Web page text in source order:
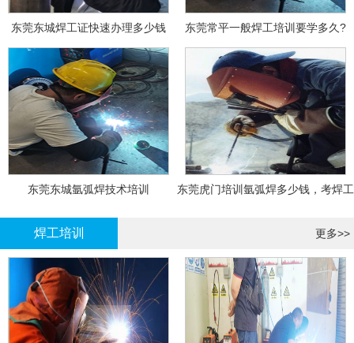
东莞东城焊工证快速办理多少钱 东莞常平一般焊工培训要学多久?
东莞东城氩弧焊技术培训
东莞虎门培训氩弧焊多少钱，考焊工
焊工培训 更多>>